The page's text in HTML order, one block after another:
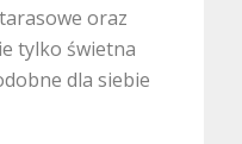
oraz
tylko świetna
dla siebie